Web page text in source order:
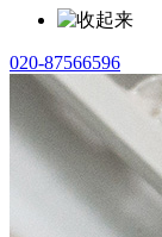
020-87566596